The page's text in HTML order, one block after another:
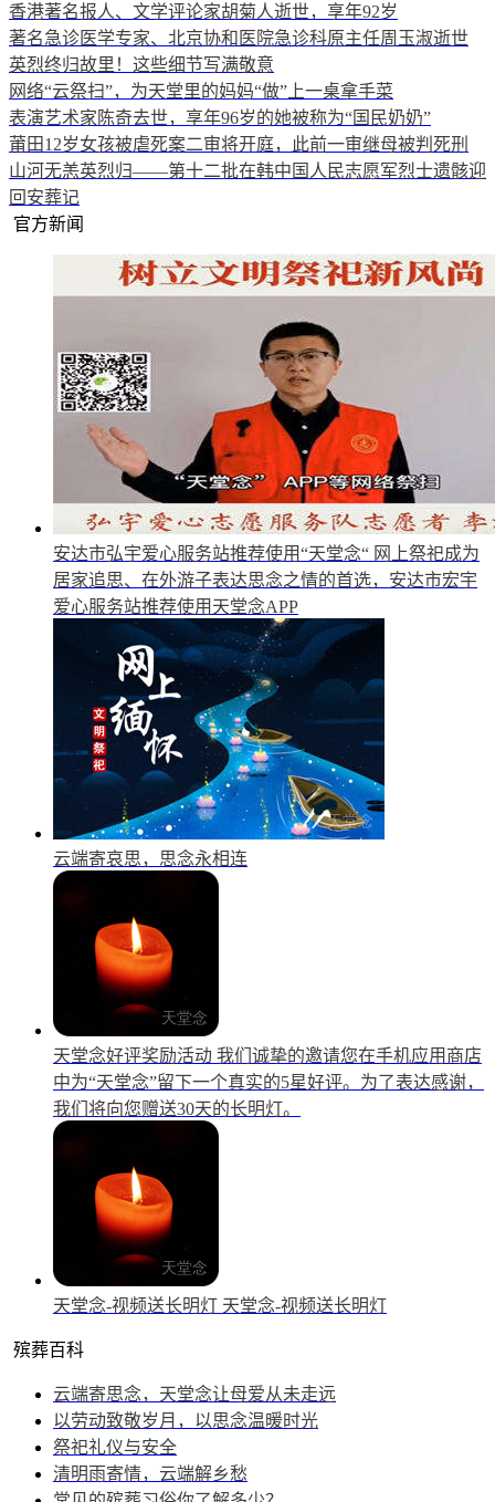
香港著名报人、文学评论家胡菊人逝世，享年92岁
著名急诊医学专家、北京协和医院急诊科原主任周玉淑逝世
英烈终归故里！这些细节写满敬意
网络“云祭扫”，为天堂里的妈妈“做”上一桌拿手菜
表演艺术家陈奇去世，享年96岁的她被称为“国民奶奶”
莆田12岁女孩被虐死案二审将开庭，此前一审继母被判死刑
山河无恙英烈归——第十二批在韩中国人民志愿军烈士遗骸迎
回安葬记
官方新闻
安达市弘宇爱心服务站推荐使用“天堂念“ 网上祭祀成为
居家追思、在外游子表达思念之情的首选，安达市宏宇
爱心服务站推荐使用天堂念APP
云端寄哀思，思念永相连
天堂念好评奖励活动 我们诚挚的邀请您在手机应用商店
中为“天堂念”留下一个真实的5星好评。为了表达感谢，
我们将向您赠送30天的长明灯。
天堂念-视频送长明灯 天堂念-视频送长明灯
殡葬百科
云端寄思念，天堂念让母爱从未走远
以劳动致敬岁月，以思念温暖时光
祭祀礼仪与安全
清明雨寄情，云端解乡愁